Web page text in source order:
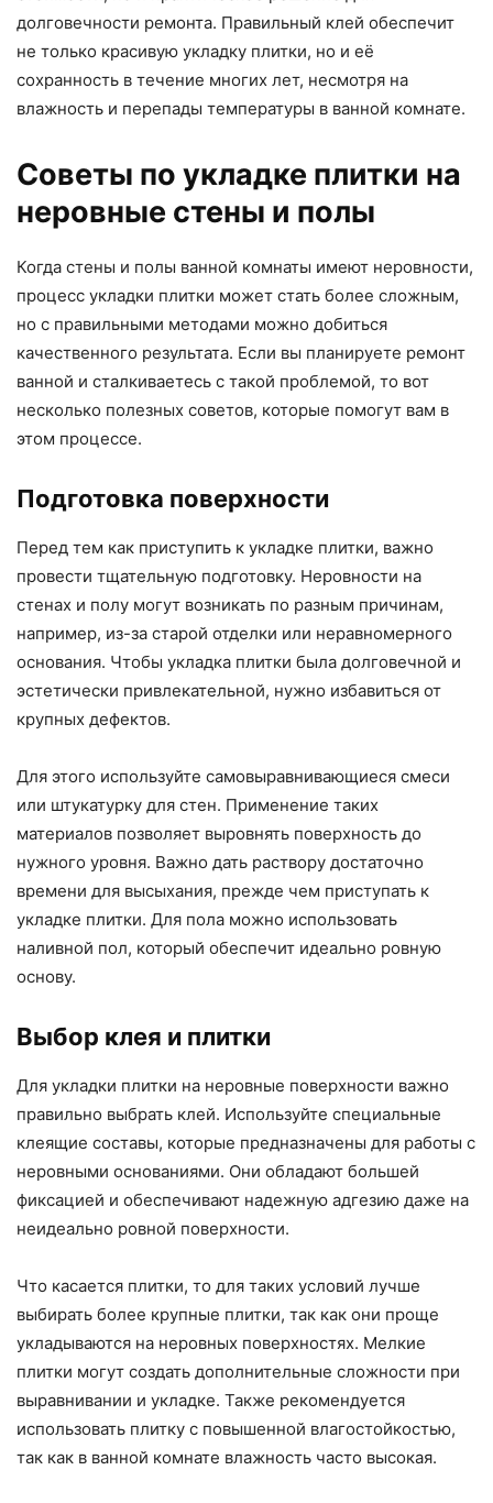
долговечности ремонта. Правильный клей обеспечит
не только красивую укладку плитки, но и её
сохранность в течение многих лет, несмотря на
влажность и перепады температуры в ванной комнате.
Советы по укладке плитки на
неровные стены и полы
Когда стены и полы ванной комнаты имеют неровности,
процесс укладки плитки может стать более сложным,
но с правильными методами можно добиться
качественного результата. Если вы планируете ремонт
ванной и сталкиваетесь с такой проблемой, то вот
несколько полезных советов, которые помогут вам в
этом процессе.
Подготовка поверхности
Перед тем как приступить к укладке плитки, важно
провести тщательную подготовку. Неровности на
стенах и полу могут возникать по разным причинам,
например, из-за старой отделки или неравномерного
основания. Чтобы укладка плитки была долговечной и
эстетически привлекательной, нужно избавиться от
крупных дефектов.
Для этого используйте самовыравнивающиеся смеси
или штукатурку для стен. Применение таких
материалов позволяет выровнять поверхность до
нужного уровня. Важно дать раствору достаточно
времени для высыхания, прежде чем приступать к
укладке плитки. Для пола можно использовать
наливной пол, который обеспечит идеально ровную
основу.
Выбор клея и плитки
Для укладки плитки на неровные поверхности важно
правильно выбрать клей. Используйте специальные
клеящие составы, которые предназначены для работы с
неровными основаниями. Они обладают большей
фиксацией и обеспечивают надежную адгезию даже на
неидеально ровной поверхности.
Что касается плитки, то для таких условий лучше
выбирать более крупные плитки, так как они проще
укладываются на неровных поверхностях. Мелкие
плитки могут создать дополнительные сложности при
выравнивании и укладке. Также рекомендуется
использовать плитку с повышенной влагостойкостью,
так как в ванной комнате влажность часто высокая.